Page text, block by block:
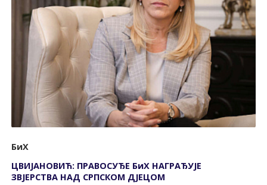
БиХ
ЦВИЈАНОВИЋ: ПРАВОСУЂЕ БиХ НАГРАЂУЈЕ
ЗВЈЕРСТВА НАД СРПСКОМ ДЈЕЦОМ